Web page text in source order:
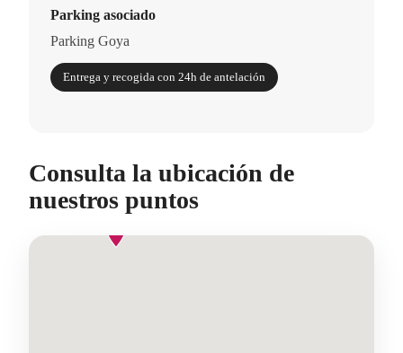
Parking asociado
Parking Goya
Entrega y recogida con 24h de antelación
Consulta la ubicación de
nuestros puntos